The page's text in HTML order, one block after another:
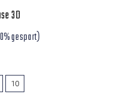
3D
gespart)
10